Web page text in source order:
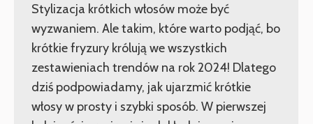
Stylizacja krótkich włosów może być
wyzwaniem. Ale takim, które warto podjąć, bo
krótkie fryzury królują we wszystkich
zestawieniach trendów na rok 2024! Dlatego
dziś podpowiadamy, jak ujarzmić krótkie
włosy w prosty i szybki sposób. W pierwszej